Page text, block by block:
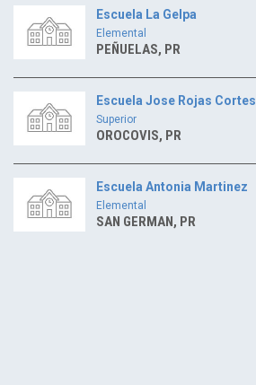
Escuela La Gelpa
Elemental
PEÑUELAS, PR
Escuela Jose Rojas Cortes
Superior
OROCOVIS, PR
Escuela Antonia Martinez
Elemental
SAN GERMAN, PR